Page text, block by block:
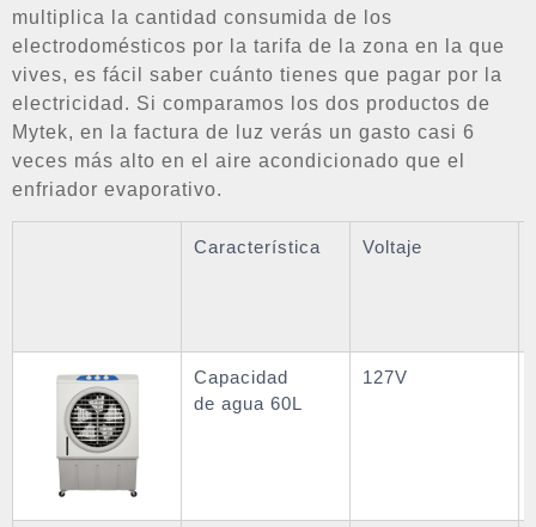
multiplica la cantidad consumida de los
electrodomésticos por la tarifa de la zona en la que
vives, es fácil saber cuánto tienes que pagar por la
electricidad. Si comparamos los dos productos de
Mytek, en la factura de luz verás un gasto casi 6
veces más alto en el aire acondicionado que el
enfriador evaporativo.
Característica Voltaje
Capacidad
de agua 60L
127V